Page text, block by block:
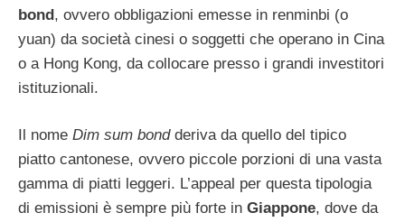
bond, ovvero obbligazioni emesse in renminbi (o
yuan) da società cinesi o soggetti che operano in Cina
o a Hong Kong, da collocare presso i grandi investitori
istituzionali.
Il nome Dim sum bond deriva da quello del tipico
piatto cantonese, ovvero piccole porzioni di una vasta
gamma di piatti leggeri. L’appeal per questa tipologia
di emissioni è sempre più forte in Giappone, dove da